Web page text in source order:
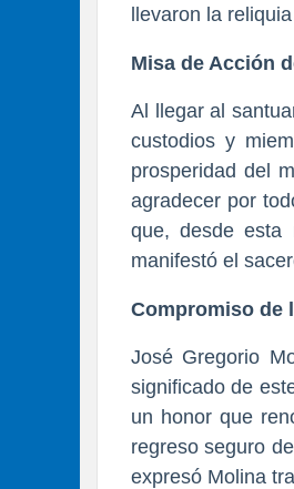
llevaron la
Misa de Acción
Al llegar al
custodios y
prosperidad del
agradecer por
que, desde esta
manifestó el
Compromiso de
José Gregorio
significado de
un honor que
regreso seguro
expresó Molina